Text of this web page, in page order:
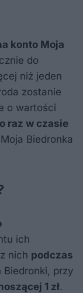
konto Moja
do
niż jeden
zostanie
o wartości
raz w czasie
Biedronka
ich
nich podczas
przy
1 zł.